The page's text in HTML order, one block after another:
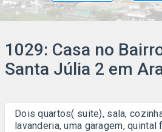
1029: Casa no
Santa Júlia 2 em
Dois quartos( suite), sala,
lavanderia, uma garagem, quintal